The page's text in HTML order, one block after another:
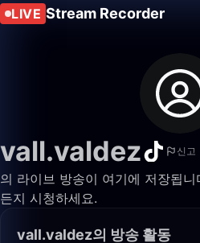
LIVE Stream Recorder
vall.valdez 신고
의 라이브 방송이 여기에 저장됩
든지 시청하세요.
vall.valdez의 방송 활동